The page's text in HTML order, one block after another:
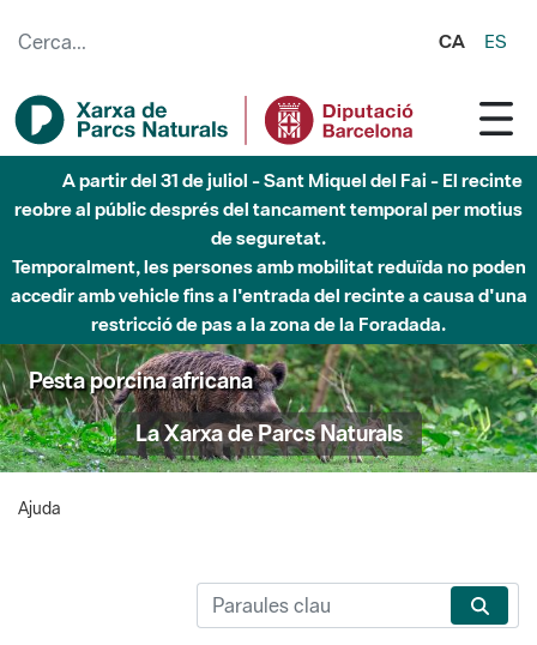
CA ES
A partir del 31 de juliol - Sant Miquel del Fai - El recinte
reobre al públic després del tancament temporal per motius
de seguretat.
Temporalment, les persones amb mobilitat reduïda no poden
accedir amb vehicle fins a l'entrada del recinte a causa d'una
restricció de pas a la zona de la Foradada.
Pesta porcina africana
La Xarxa de Parcs Naturals
Ajuda